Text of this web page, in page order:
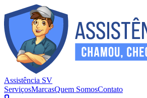
Assistência SV
ServiçosMarcasQuem SomosContato